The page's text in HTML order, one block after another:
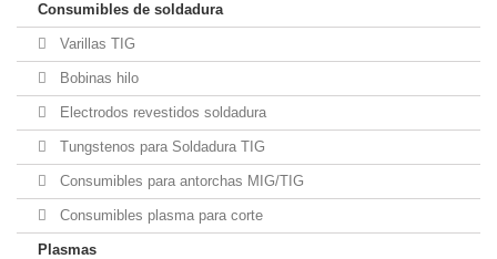
Consumibles de soldadura
Varillas TIG
Bobinas hilo
Electrodos revestidos soldadura
Tungstenos para Soldadura TIG
Consumibles para antorchas MIG/TIG
Consumibles plasma para corte
Plasmas